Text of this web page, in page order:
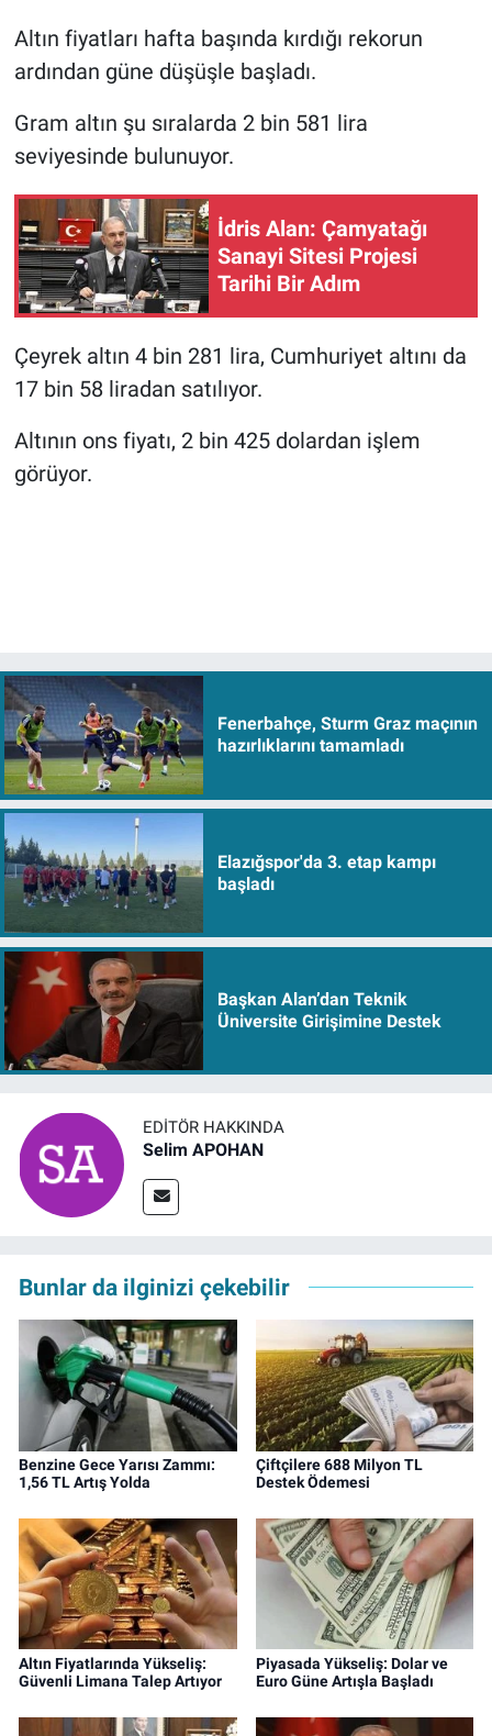
Altın fiyatları hafta başında kırdığı rekorun
ardından güne düşüşle başladı.
Gram altın şu sıralarda 2 bin 581 lira
seviyesinde bulunuyor.
İdris Alan: Çamyatağı
Sanayi Sitesi Projesi
Tarihi Bir Adım
Çeyrek altın 4 bin 281 lira, Cumhuriyet altını da
17 bin 58 liradan satılıyor.
Altının ons fiyatı, 2 bin 425 dolardan işlem
görüyor.
Fenerbahçe, Sturm Graz maçının
hazırlıklarını tamamladı
Elazığspor'da 3. etap kampı
başladı
Başkan Alan’dan Teknik
Üniversite Girişimine Destek
EDITÖR HAKKINDA
Selim APOHAN
Bunlar da ilginizi çekebilir
Benzine Gece Yarısı Zammı:
1,56 TL Artış Yolda
Çiftçilere 688 Milyon TL
Destek Ödemesi
Altın Fiyatlarında Yükseliş:
Güvenli Limana Talep Artıyor
Piyasada Yükseliş: Dolar ve
Euro Güne Artışla Başladı